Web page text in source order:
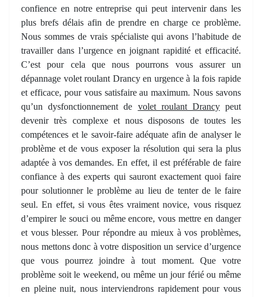
confience en notre entreprise qui peut intervenir dans les
plus brefs délais afin de prendre en charge ce problème.
Nous sommes de vrais spécialiste qui avons l’habitude de
travailler dans l’urgence en joignant rapidité et efficacité.
C’est pour cela que nous pourrons vous assurer un
dépannage volet roulant Drancy en urgence à la fois rapide
et efficace, pour vous satisfaire au maximum. Nous savons
qu’un dysfonctionnement de volet roulant Drancypeut
devenir très complexe et nous disposons de toutes les
compétences et le savoir-faire adéquate afin de analyser le
problème et de vous exposer la résolution qui sera la plus
adaptée à vos demandes. En effet, il est préférable de faire
confiance à des experts qui sauront exactement quoi faire
pour solutionner le problème au lieu de tenter de le faire
seul. En effet, si vous êtes vraiment novice, vous risquez
d’empirer le souci ou même encore, vous mettre en danger
et vous blesser. Pour répondre au mieux à vos problèmes,
nous mettons donc à votre disposition un service d’urgence
que vous pourrez joindre à tout moment. Que votre
problème soit le weekend, ou même un jour férié ou même
en pleine nuit, nous interviendrons rapidement pour vous